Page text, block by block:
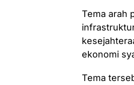
Tema arah
ekonomi
Tema